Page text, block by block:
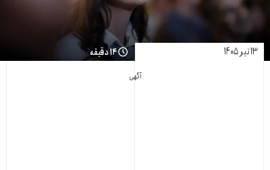
۱۳ تیر ۱۴۰۵ ۱۴ دقیقه
آگهی